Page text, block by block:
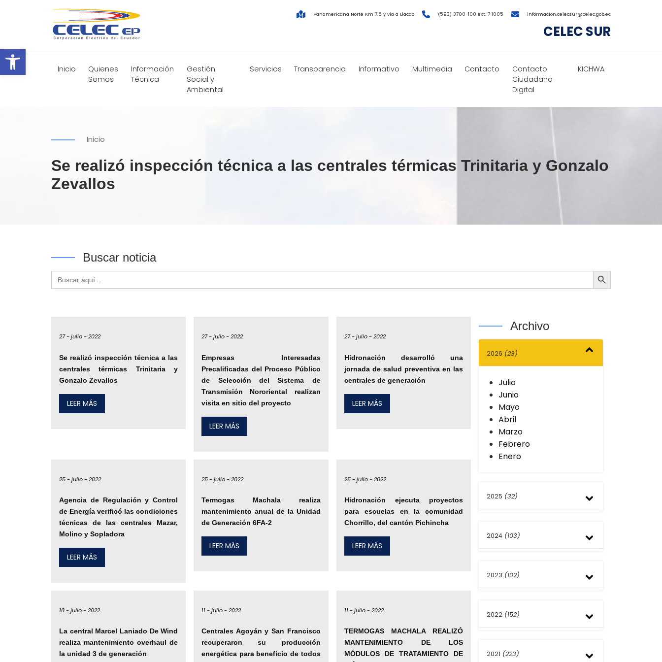
Abrir barra de herramientas
Panamericana Norte Km 7.5 y vía a Llacao (593) 3700-100 ext. 7 1005 informacion.celecsur@celec.gob.ec
CELEC SUR
Inicio
Quienes
Somos
Información
Técnica
Gestión
Social y
Ambiental
Servicios Transparencia Informativo Multimedia Contacto
Contacto
Ciudadano
Digital
KICHWA
Inicio
Se realizó inspección técnica a las centrales térmicas Trinitaria y Gonzalo
Zevallos
Buscar noticia
Buscar: Botón de búsqueda
27 -julio -2022
Se realizó inspección técnica a las
centrales térmicas Trinitaria y
Gonzalo Zevallos
LEER MÁS
27 - julio - 2022
Empresas Interesadas
Precalificadas del Proceso Público
de Selección del Sistema de
Transmisión Nororiental realizan
visita en sitio del proyecto
LEER MÁS
27 - julio - 2022
Hidronación desarrolló una
jornada de salud preventiva en las
centrales de generación
LEER MÁS
25 -julio -2022
Agencia de Regulación y Control
de Energía verificó las condiciones
técnicas de las centrales Mazar,
Molino y Sopladora
LEER MÁS
25 - julio - 2022
Termogas Machala realiza
mantenimiento anual de la Unidad
de Generación 6FA-2
LEER MÁS
25 - julio - 2022
Hidronación ejecuta proyectos
para escuelas en la comunidad
Chorrillo, del cantón Pichincha
LEER MÁS
18 -julio -2022
La central Marcel Laniado De Wind
realiza mantenimiento overhaul de
la unidad 3 de generación
11 - julio - 2022
Centrales Agoyán y San Francisco
recuperaron su producción
energética para beneficio de todos
11 - julio - 2022
TERMOGAS MACHALA REALIZÓ
MANTENIMIENTO DE LOS
MÓDULOS DE TRATAMIENTO DE
Archivo
2026 (23)
Julio
Junio
Mayo
Abril
Marzo
Febrero
Enero
2025 (32)
Noviembre
Agosto
Mayo
2024 (103)
Septiembre
Junio
Febrero
2023 (102)
Noviembre
Agosto
2022 (152)
Octubre
2021 (223)